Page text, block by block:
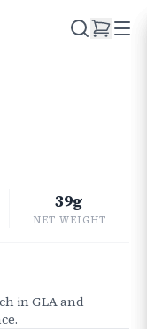
39g
NET WEIGHT
in GLA and